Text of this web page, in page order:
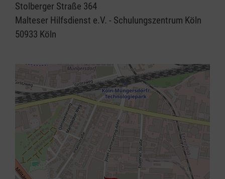
Stolberger Straße 364
Malteser Hilfsdienst e.V. - Schulungszentrum Köln
50933 Köln